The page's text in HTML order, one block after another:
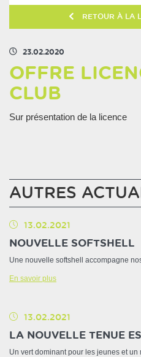
RETOUR À LA
23.02.2020
OFFRE
CLUB
Sur présentation de la licence
AUTRES
13.02.2021
NOUVELLE SOFTSHELL
Une nouvelle softshell accompagne
En savoir plus
13.02.2021
LA NOUVELLE TENUE
Un vert dominant pour les jeunes et